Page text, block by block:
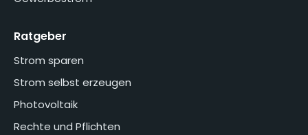
Ratgeber
Strom sparen
Strom selbst erzeugen
Photovoltaik
Rechte und Pflichten